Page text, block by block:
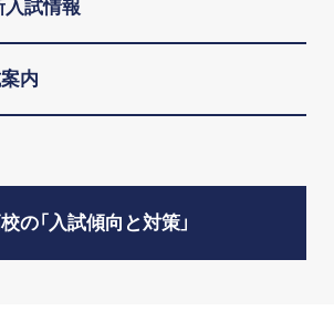
試情報
内
の「入試傾向と対策」